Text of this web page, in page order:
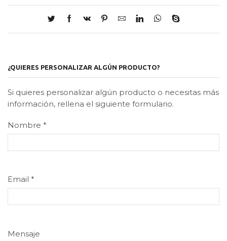
¿QUIERES PERSONALIZAR ALGÚN PRODUCTO?
Si quieres personalizar algún producto o necesitas más
información, rellena el siguiente formulario.
Nombre *
Email *
Mensaje